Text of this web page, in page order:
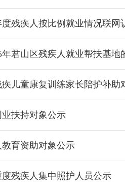
度残疾人按比例就业情况联网
年君山区残疾人就业帮扶基地
疾儿童康复训练家长陪护补助
业扶持对象公示
教育资助对象公示
度残疾人集中照护人员公示